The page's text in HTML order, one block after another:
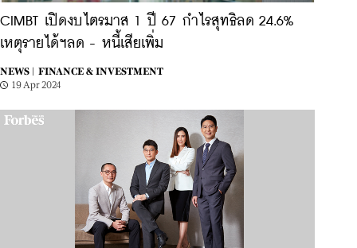
CIMBT เปิดงบไตรมาส 1 ปี 67 กำไรสุทธิลด 24.6%
เหตุรายได้ฯลด - หนี้เสียเพิ่ม
NEWS |
FINANCE & INVESTMENT
19 Apr 2024